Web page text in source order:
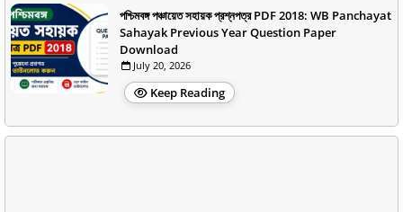
পশ্চিমবঙ্গ পঞ্চায়েত সহায়ক প্রশ্নপত্র PDF 2018: WB Panchayat
Sahayak Previous Year Question Paper
Download
July 20, 2026
Keep Reading